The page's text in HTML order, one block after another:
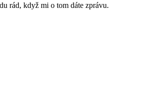
rád, když mi o tom dáte zprávu.